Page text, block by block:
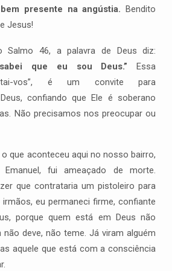
presente na angústia. Bendito
Jesus!
Salmo 46, a palavra de Deus diz:
que eu sou Deus.” Essa
vos”, é um convite para
confiando que Ele é soberano
Não precisamos nos preocupar ou
que aconteceu aqui no nosso bairro,
fui ameaçado de morte.
que contrataria um pistoleiro para
eu permaneci firme, confiante
porque quem está em Deus não
não deve, não teme. Já viram alguém
aquele que está com a consciência